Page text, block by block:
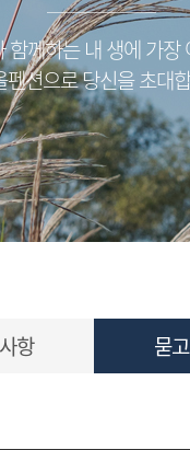
함께하는 내 생에 가장
펜션으로 당신을 초대
항 묻